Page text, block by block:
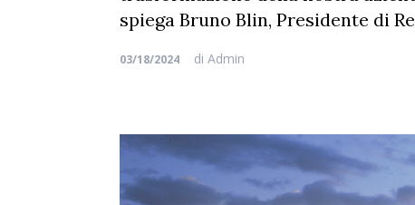
spiega Bruno Blin, Presidente di
03/18/2024 di Admin